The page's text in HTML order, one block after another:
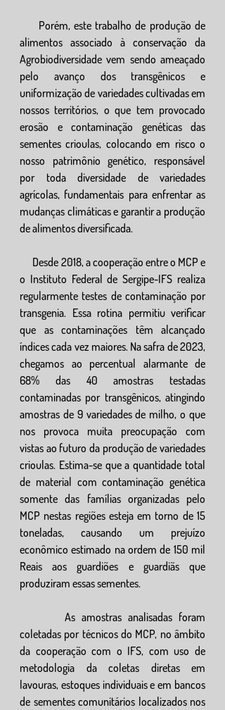
alimentos associado à conservação da
Agrobiodiversidade vem sendo ameaçado
pelo avanço dos transgênicos e
uniformização de variedades cultivadas em
nossos territórios, o que tem provocado
erosão e contaminação genéticas das
sementes crioulas, colocando em risco o
nosso patrimônio genético, responsável
por toda diversidade de variedades
agrícolas, fundamentais para enfrentar as
mudanças climáticas e garantir a produção
de alimentos diversificada.
o Instituto Federal de Sergipe-IFS realiza
regularmente testes de contaminação por
transgenia. Essa rotina permitiu verificar
que as contaminações têm alcançado
índices cada vez maiores. Na safra de 2023,
chegamos ao percentual alarmante de
68% das 40 amostras testadas
contaminadas por transgênicos, atingindo
amostras de 9 variedades de milho, o que
nos provoca muita preocupação com
vistas ao futuro da produção de variedades
crioulas. Estima-se que a quantidade total
de material com contaminação genética
somente das famílias organizadas pelo
MCP nestas regiões esteja em torno de 15
toneladas, causando um prejuízo
econômico estimado na ordem de 150 mil
Reais aos guardiões e guardiãs que
produziram essas sementes.
coletadas por técnicos do MCP, no âmbito
da cooperação com o IFS, com uso de
metodologia da coletas diretas em
lavouras, estoques individuais e em bancos
de sementes comunitários localizados nos